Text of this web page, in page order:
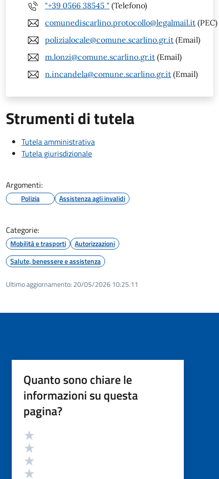
"+39 0566 38545 " (Telefono)
comunediscarlino.protocollo@legalmail.it (PEC)
polizialocale@comune.scarlino.gr.it (Email)
m.lonzi@comune.scarlino.gr.it (Email)
n.incandela@comune.scarlino.gr.it (Email)
Strumenti di tutela
Tutela amministrativa
Tutela giurisdizionale
Argomenti:
Polizia Assistenza agli invalidi
Categorie:
Mobilità e trasporti
Autorizzazioni
Salute, benessere e assistenza
Ultimo aggiornamento: 20/05/2026 10:25.11
Quanto sono chiare le
informazioni su questa
pagina?
Valutazione